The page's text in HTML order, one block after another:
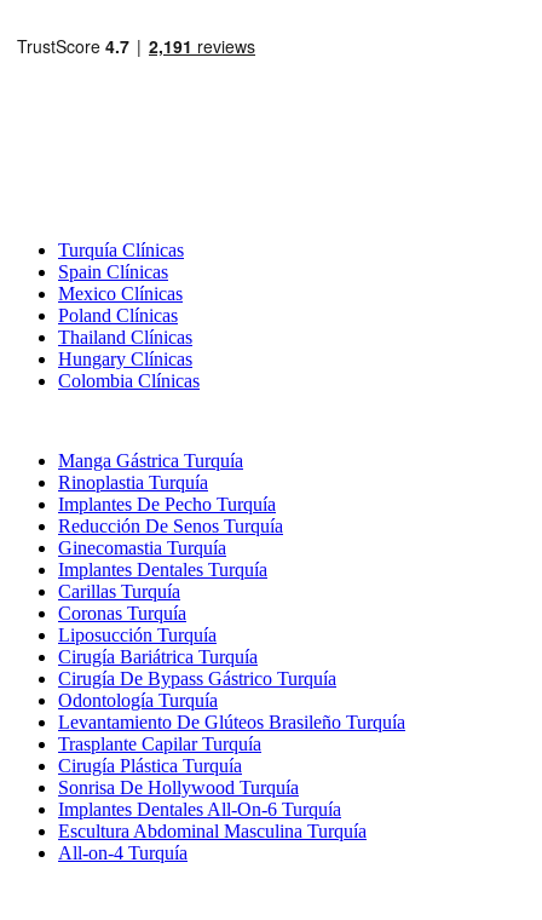
Turquía Clínicas
Spain Clínicas
Mexico Clínicas
Poland Clínicas
Thailand Clínicas
Hungary Clínicas
Colombia Clínicas
Manga Gástrica Turquía
Rinoplastia Turquía
Implantes De Pecho Turquía
Reducción De Senos Turquía
Ginecomastia Turquía
Implantes Dentales Turquía
Carillas Turquía
Coronas Turquía
Liposucción Turquía
Cirugía Bariátrica Turquía
Cirugía De Bypass Gástrico Turquía
Odontología Turquía
Levantamiento De Glúteos Brasileño Turquía
Trasplante Capilar Turquía
Cirugía Plástica Turquía
Sonrisa De Hollywood Turquía
Implantes Dentales All-On-6 Turquía
Escultura Abdominal Masculina Turquía
All-on-4 Turquía